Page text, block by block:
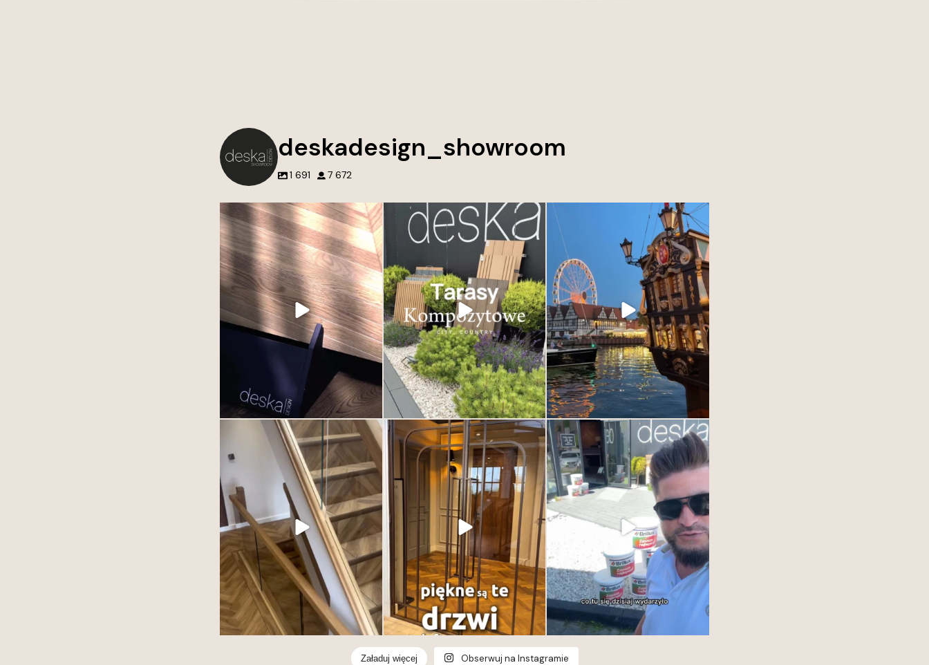
deskadesign_showroom
1 691 7 672
Nie tworzymy tylko wnętrz. Tworzymy
przestrzenie, do których chce się
wracać.
Każdy projekt to połączenie jakości,
estetyki i dbałości o najmniejsze detale.
Wierzymy, że to właśnie one robią
największą różnicę.
Jeśli szukasz inspiracji lub rozwiązań
premium do swojego domu lub...
3 0
Przed naszym showroomem Deska
Design w Gdyni każdy detal opowiada
historię. Otocz się piękną zielenią i
wyjątkowymi dekorami. Zapraszamy po
inspirację, klasykę i nowoczesność w
jednym miejscu. Deska kompozytowa od
Deska Design – trwałość i styl w jednym.
Odkryj nowoczesne rozwiązania na
tarasy,...
35 2
Najpiękniejsze miasto w Polsce to?
0
Podłoga winylowa może wyglądać
szlachetnie. Zależy to od jakości samego
produktu ale przede wszystkim od
ułożonego wzoru.
77 6
Drzwi nie muszą jedynie oddzielać
przestrzeni. Mogą ją definiować. To jeden
z najważniejszych elementów wnętrza –
subtelny, ale decydujący o jego
charakterze. Eleganckie, nowoczesne,
ponadczasowe. Odkryj kolekcje drzwi w
Deska Design i przekonaj się, jak jeden
detal potrafi odmienić całe wnętrze.
1 0
Dzień otwarty w DESKA DESIGN
SHOWROOM Gdynia.
Łączymy siły z naszym dostawcą farb
żeby zaprezentować Wam cala@game
produktów i możliwości. #interiordesign
25 1
Załaduj więcej Obserwuj na Instagramie